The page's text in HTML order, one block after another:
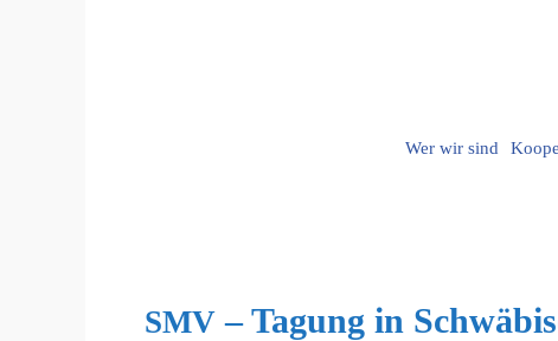
Wer wir sind
SMV – Tagung in